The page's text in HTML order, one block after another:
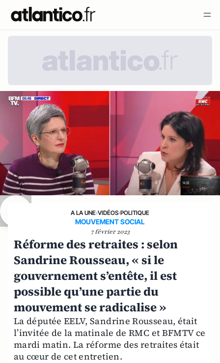
A LA UNE›VIDÉOS›POLITIQUE
MOUVEMENT SOCIAL
7 février 2023
Réforme des retraites : selon
Sandrine Rousseau, « si le
gouvernement s’entête, il est
possible qu’une partie du
mouvement se radicalise »
La députée EELV, Sandrine Rousseau, était
l’invitée de la matinale de RMC et BFMTV ce
mardi matin. La réforme des retraites était
au cœur de cet entretien.